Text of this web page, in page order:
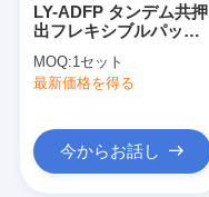
LY-ADFP タンデム共押
出フレキシブルパッケ
ート機
MOQ:1セット
最新価格を得る
今からお話し